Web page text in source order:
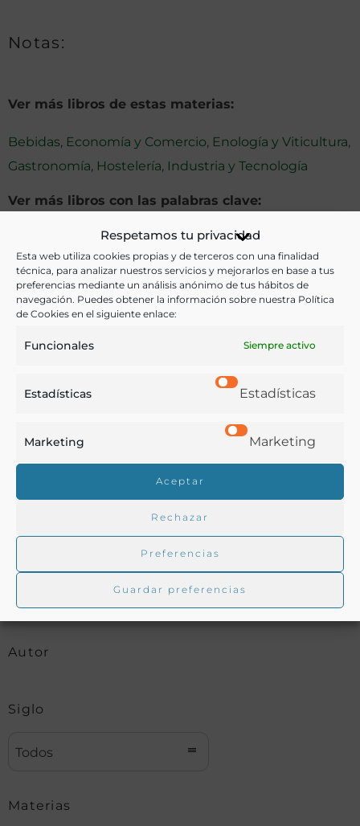
Respetamos tu privacidad
Esta web utiliza cookies propias y de terceros con una finalidad
técnica, para analizar nuestros servicios y mejorarlos en base a tus
preferencias mediante un análisis anónimo de tus hábitos de
navegación. Puedes obtener la información sobre nuestra Política
de Cookies en el siguiente enlace:
Funcionales Siempre activo
Estadísticas Estadísticas
Marketing Marketing
Aceptar
Rechazar
Preferencias
Guardar preferencias
Notas:
Ver más libros de estas materias:
Bebidas, Economía y Comercio, Enología y Viticultura,
Gastronomía, Hostelería, Industria y Tecnología
Ver más libros con las palabras clave:
Bebida alcohólica,Ciudad Real,Enología
Industria vinícola,Publicidad
Biblioteca digital Duque de Ahumada
Autor
Siglo
Todos
Materias